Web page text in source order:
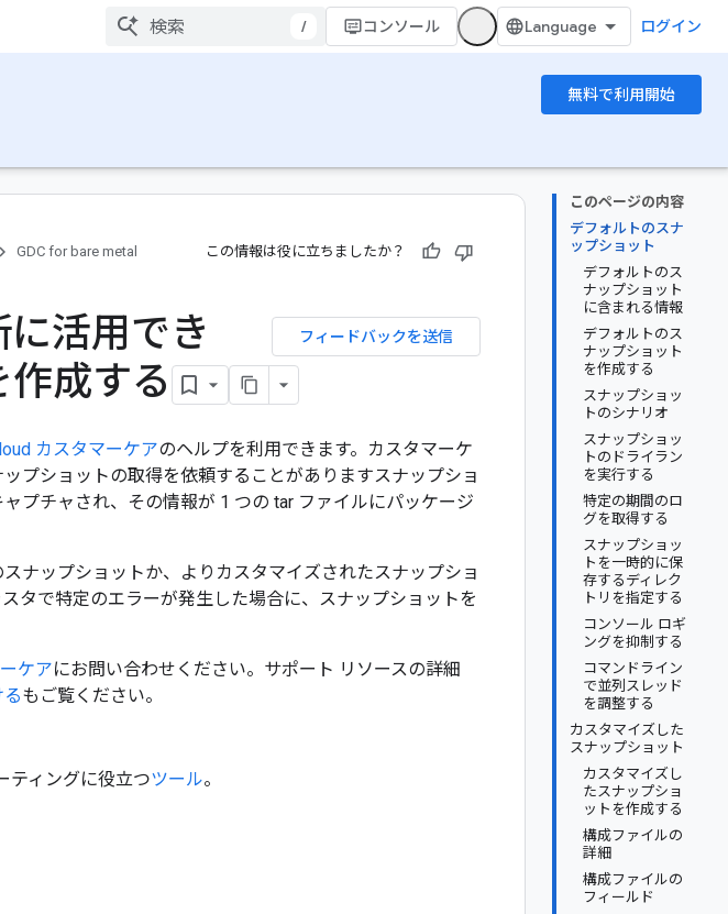
/ コンソール ログイン
無料で利用開始
このページの内容
デフォルトのスナ
ップショット
デフォルトのス
ナップショット
に含まれる情報
デフォルトのス
ナップショット
を作成する
スナップショッ
トのシナリオ
スナップショッ
トのドライラン
を実行する
特定の期間のロ
グを取得する
スナップショッ
トを一時的に保
存するディレク
トリを指定する
コンソール ロギ
ングを抑制する
コマンドライン
で並列スレッド
を調整する
カスタマイズした
スナップショット
カスタマイズし
たスナップショ
ットを作成する
構成ファイルの
詳細
構成ファイルの
フィールド
GDC for bare metal
この情報は役に立ちましたか？
フィードバックを送信
活用でき
成する
カスタマーケアのヘルプを利用できます。カスタマーケ
プショットの取得を依頼することがありますスナップショ
プチャされ、その情報が 1 つの tar ファイルにパッケージ
ナップショットか、よりカスタマイズされたスナップショ
タで特定のエラーが発生した場合に、スナップショットを
ケアにお問い合わせください。サポート リソースの詳細
もご覧ください。
ティングに役立つツール。